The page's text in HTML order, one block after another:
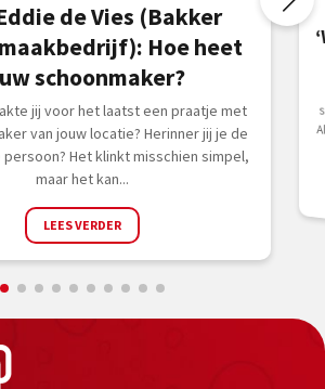
de Vies (Bakker
Hoe heet
schoonmaker?
jij voor het laatst een praatje met
van jouw locatie? Herinner jij je de
persoon? Het klinkt misschien simpel,
maar het kan...
LEES VERDER